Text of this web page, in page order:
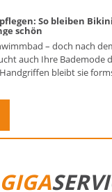
So bleiben
schön
– doch nach
auch Ihre Bademode
bleibt sie
GIGA